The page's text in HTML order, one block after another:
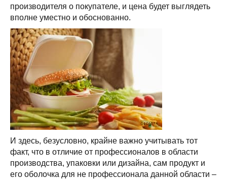
производителя о покупателе, и цена будет выглядеть
вполне уместно и обоснованно.
И здесь, безусловно, крайне важно учитывать тот
факт, что в отличие от профессионалов в области
производства, упаковки или дизайна, сам продукт и
его оболочка для не профессионала данной области –